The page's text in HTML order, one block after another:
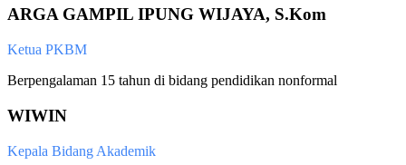
ARGA GAMPIL IPUNG WIJAYA, S.Kom
Ketua PKBM
Berpengalaman 15 tahun di bidang pendidikan nonformal
WIWIN
Kepala Bidang Akademik